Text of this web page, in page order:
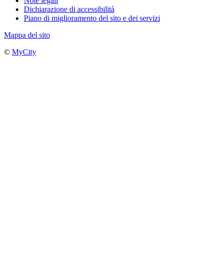
Dichiarazione di accessibilità
Piano di miglioramento del sito e dei servizi
Mappa del sito
© MyCity